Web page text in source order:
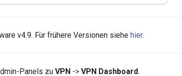
v4.9. Für frühere Versionen siehe hier.
Panels zu VPN -> VPN Dashboard.